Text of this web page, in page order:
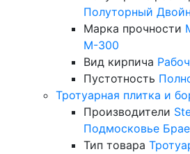
Полуторный
Марка прочности
М-300
Вид кирпича
Пустотность
Тротуарная плитка и
Производители
Подмосковье
Тип товара